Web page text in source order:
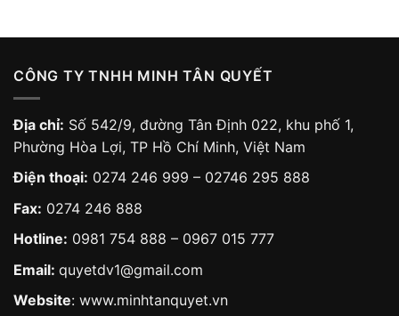
CÔNG TY TNHH MINH TÂN QUYẾT
Địa chỉ: Số 542/9, đường Tân Định 022, khu phố 1,
Phường Hòa Lợi, TP Hồ Chí Minh, Việt Nam
Điện thoại: 0274 246 999 – 02746 295 888
Fax: 0274 246 888
Hotline: 0981 754 888 – 0967 015 777
Email: quyetdv1@gmail.com
Website: www.minhtanquyet.vn